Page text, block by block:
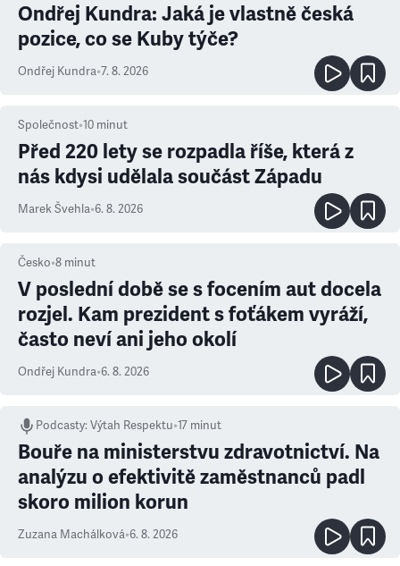
Ondřej Kundra: Jaká je vlastně česká
pozice, co se Kuby týče?
Ondřej Kundra•7. 8. 2026
Společnost•10 minut
Před 220 lety se rozpadla říše, která z
nás kdysi udělala součást Západu
Marek Švehla•6. 8. 2026
Česko•8 minut
V poslední době se s focením aut docela
rozjel. Kam prezident s foťákem vyráží,
často neví ani jeho okolí
Ondřej Kundra•6. 8. 2026
Podcasty:Výtah Respektu•17 minut
Bouře na ministerstvu zdravotnictví. Na
analýzu o efektivitě zaměstnanců padl
skoro milion korun
Zuzana Machálková•6. 8. 2026